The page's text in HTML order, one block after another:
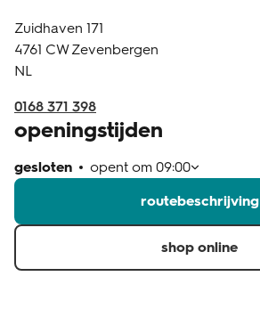
klantenservice
Zuidhaven 171
4761 CW Zevenbergen
NL
0168 371 398
openingstijden
gesloten opent om 09:00
routebeschrijving
shop online